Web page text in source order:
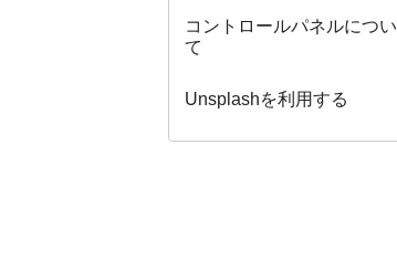
コントロールパネルについ
て
Unsplashを利用する